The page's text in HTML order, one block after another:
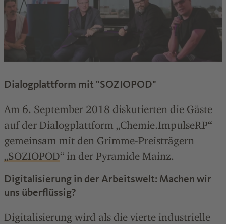
Dialogplattform mit "SOZIOPOD"
Am 6. September 2018 diskutierten die Gäste
auf der Dialogplattform „Chemie.ImpulseRP“
gemeinsam mit den Grimme-Preisträgern
„SOZIOPOD“ in der Pyramide Mainz.
Digitalisierung in der Arbeitswelt: Machen wir
uns überflüssig?
Digitalisierung wird als die vierte industrielle